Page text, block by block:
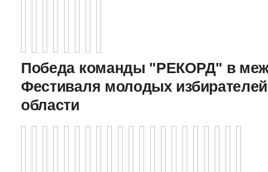
Победа команды "РЕКОРД" в
Фестиваля молодых
области